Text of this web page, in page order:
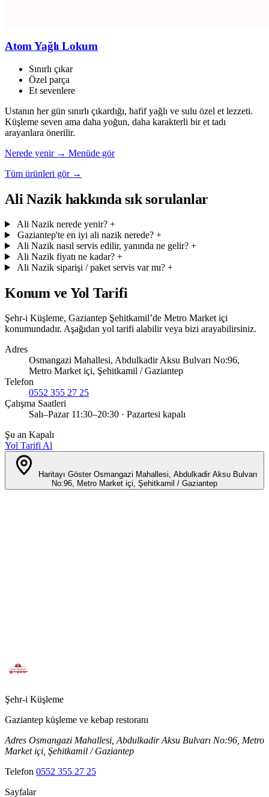
Atom Yağlı Lokum
Sınırlı çıkar
Özel parça
Et sevenlere
Ustanın her gün sınırlı çıkardığı, hafif yağlı ve sulu özel et lezzeti.
Küşleme seven ama daha yoğun, daha karakterli bir et tadı
arayanlara önerilir.
Nerede yenir → Menüde gör
Tüm ürünleri gör →
Ali Nazik hakkında sık sorulanlar
Ali Nazik nerede yenir? +
Gaziantep'te en iyi ali nazik nerede? +
Ali Nazik nasıl servis edilir, yanında ne gelir? +
Ali Nazik fiyatı ne kadar? +
Ali Nazik siparişi / paket servis var mı? +
Konum ve Yol Tarifi
Şehr-i Küşleme, Gaziantep Şehitkamil’de Metro Market içi
konumundadır. Aşağıdan yol tarifi alabilir veya bizi arayabilirsiniz.
Adres
Osmangazi Mahallesi, Abdulkadir Aksu Bulvarı No:96,
Metro Market içi, Şehitkamil / Gaziantep
Telefon
0552 355 27 25
Çalışma Saatleri
Salı–Pazar 11:30–20:30 · Pazartesi kapalı
Şu an Kapalı
Yol Tarifi Al
Haritayı Göster Osmangazi Mahallesi, Abdulkadir Aksu Bulvarı
No:96, Metro Market içi, Şehitkamil / Gaziantep
Şehr-i Küşleme
Gaziantep küşleme ve kebap restoranı
Adres Osmangazi Mahallesi, Abdulkadir Aksu Bulvarı No:96, Metro
Market içi, Şehitkamil / Gaziantep
Telefon 0552 355 27 25
Sayfalar